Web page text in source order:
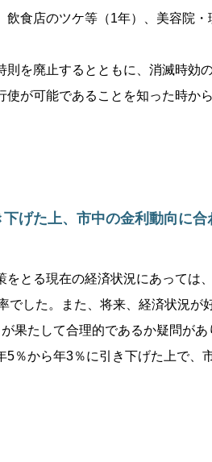
食店のツケ等（1年）、美容院
を廃止するとともに、消滅時効
が可能であることを知った時か
げた上、市中の金利動向に合
とる現在の経済状況にあっては
した。また、将来、経済状況が
果たして合理的であるか疑問があ
％から年3％に引き下げた上で、